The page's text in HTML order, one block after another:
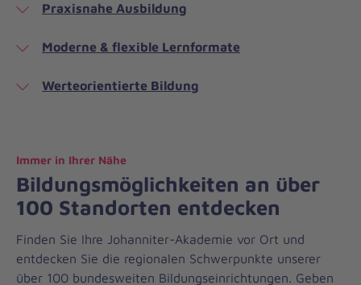
Praxisnahe Ausbildung
Moderne & flexible Lernformate
Werteorientierte Bildung
Bildungsmöglichkeiten an über
100 Standorten entdecken
Immer in Ihrer Nähe
Finden Sie Ihre Johanniter-Akademie vor Ort und
entdecken Sie die regionalen Schwerpunkte unserer
über 100 bundesweiten Bildungseinrichtungen. Geben